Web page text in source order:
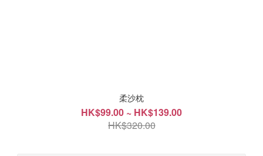
柔沙枕
HK$99.00 ~ HK$139.00
HK$320.00